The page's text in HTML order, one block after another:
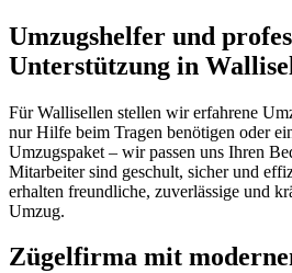
Umzugshelfer und
Unterstützung in
Für Wallisellen stellen wir erfahrene
nur Hilfe beim Tragen benötigen oder
Umzugspaket – wir passen uns Ihren
Mitarbeiter sind geschult, sicher und
erhalten freundliche, zuverlässige und
Umzug.
Zügelfirma mit